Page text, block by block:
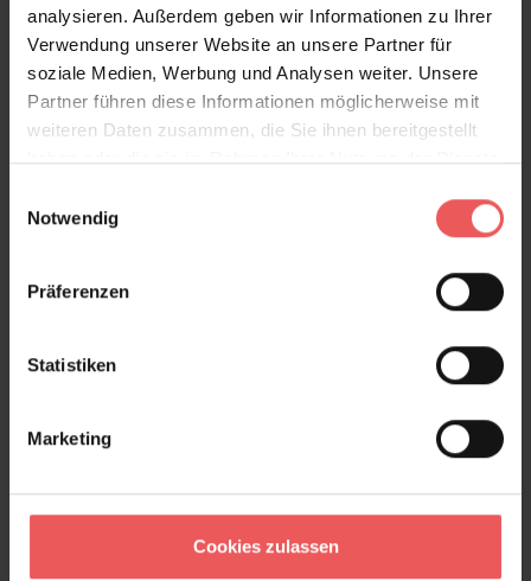
analysieren. Außerdem geben wir Informationen zu Ihrer
Verwendung unserer Website an unsere Partner für
soziale Medien, Werbung und Analysen weiter. Unsere
Partner führen diese Informationen möglicherweise mit
weiteren Daten zusammen, die Sie ihnen bereitgestellt
haben oder die sie im Rahmen Ihrer Nutzung der Dienste
Notwendig
Präferenzen
Statistiken
Marketing
Cookies zulassen
Die Tapete fängt den Moment zwischen Bewegung
und Ruhe ein, zwischen Himmel und Erde. Sie bringt
nicht nur ein Motiv an die Wand, sondern ein Gefühl
– das von Weite, von Licht, von einem Tag am Meer.
Sie haben Fragen zum Produkt?